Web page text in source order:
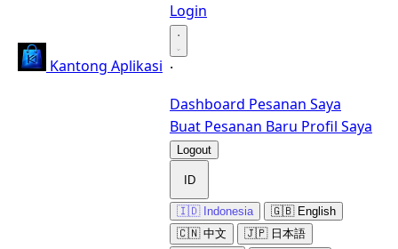
Kantong Aplikasi
Login
·
·
Dashboard Pesanan Saya
Buat Pesanan Baru Profil Saya
Logout
ID
🇮🇩 Indonesia
🇬🇧 English
🇨🇳 中文
🇯🇵 日本語